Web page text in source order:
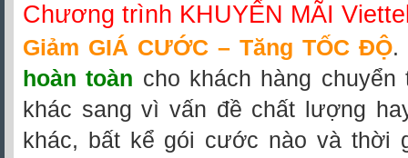
Chương trình KHUYẾN MÃI
Giảm GIÁ CƯỚC – Tăng TỐC ĐỘ.
hoàn toàn cho khách hàng
khác sang vì vấn đề chất lượng
khác, bất kể gói cước nào và thời